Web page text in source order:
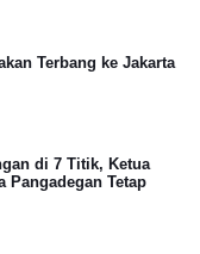
Terbang ke Jakarta
di 7 Titik, Ketua
Pangadegan Tetap